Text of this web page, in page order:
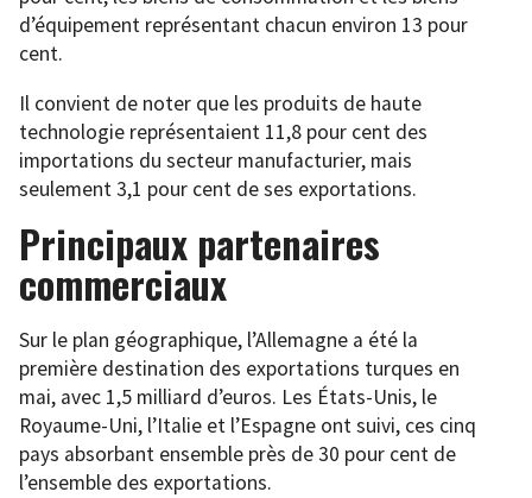
d’équipement représentant chacun environ 13 pour
cent.
Il convient de noter que les produits de haute
technologie représentaient 11,8 pour cent des
importations du secteur manufacturier, mais
seulement 3,1 pour cent de ses exportations.
Principaux partenaires
commerciaux
Sur le plan géographique, l’Allemagne a été la
première destination des exportations turques en
mai, avec 1,5 milliard d’euros. Les États-Unis, le
Royaume-Uni, l’Italie et l’Espagne ont suivi, ces cinq
pays absorbant ensemble près de 30 pour cent de
l’ensemble des exportations.